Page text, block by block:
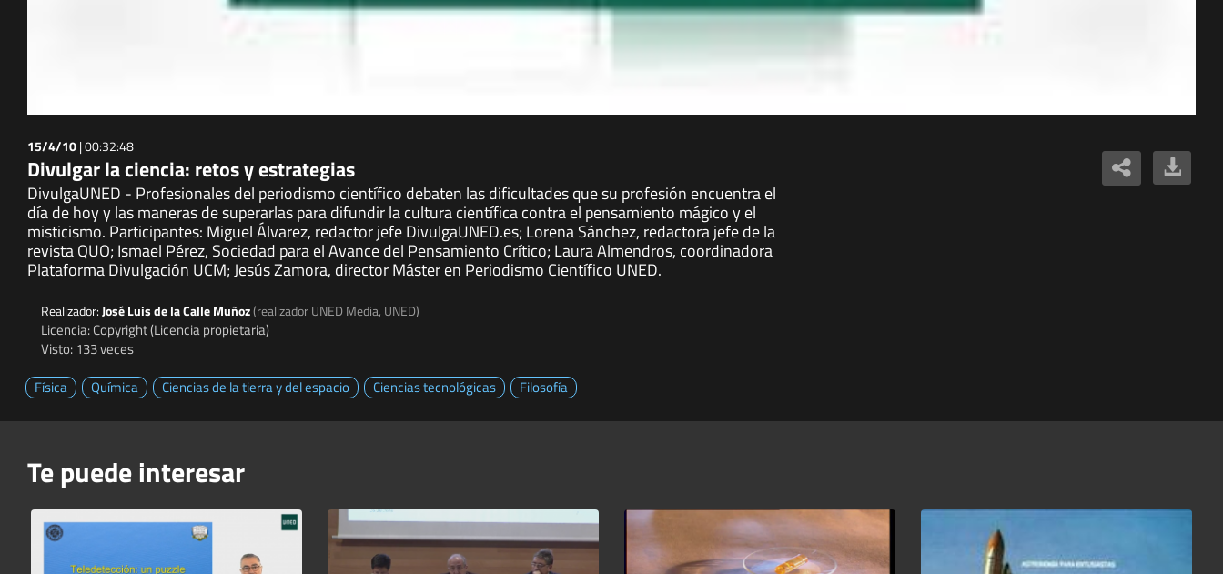
15/4/10|00:32:48
Divulgar la ciencia: retos y estrategias
DivulgaUNED - Profesionales del periodismo científico debaten las dificultades que su profesión encuentra el
día de hoy y las maneras de superarlas para difundir la cultura científica contra el pensamiento mágico y el
misticismo. Participantes: Miguel Álvarez, redactor jefe DivulgaUNED.es; Lorena Sánchez, redactora jefe de la
revista QUO; Ismael Pérez, Sociedad para el Avance del Pensamiento Crítico; Laura Almendros, coordinadora
Plataforma Divulgación UCM; Jesús Zamora, director Máster en Periodismo Científico UNED.
Realizador:José Luis de la Calle Muñoz(realizador UNED Media, UNED)
Licencia: Copyright (Licencia propietaria)
Visto: 133 veces
Física
Química Ciencias de la tierra y del espacio Ciencias tecnológicas Filosofía
Te puede interesar